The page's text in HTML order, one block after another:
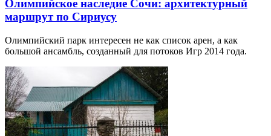
Олимпийское наследие Сочи: архитектурный
маршрут по Сириусу
Олимпийский парк интересен не как список арен, а как
большой ансамбль, созданный для потоков Игр 2014 года.